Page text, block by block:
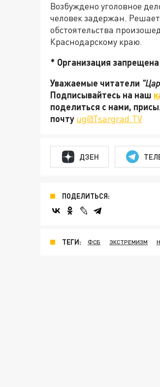
Возбуждено уголовное
человек задержан.
обстоятельства
Краснодарскому краю.
* Организация
Уважаемые читатели
Подписывайтесь на наш
поделиться с нами,
почту ug@Tsargrad.TV
ДЗЕН
ПОДЕЛИТЬСЯ:
ТЕГИ: ФСБ ЭКСТРЕМИЗМ